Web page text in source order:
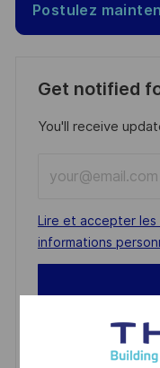
Postulez
Get notified
You'll receive
Email
address
(Required)
Required
Lire et accepter
informations